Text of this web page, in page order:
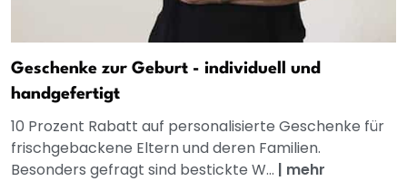
Geschenke zur Geburt - individuell und
handgefertigt
10 Prozent Rabatt auf personalisierte Geschenke für
frischgebackene Eltern und deren Familien.
Besonders gefragt sind bestickte W... | mehr